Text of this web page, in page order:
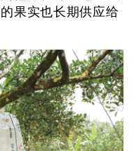
果实也长期供应给